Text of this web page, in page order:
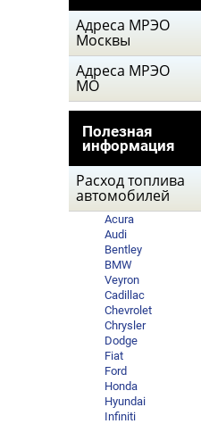
Адреса МРЭО
Москвы
Адреса МРЭО
МО
Полезная
информация
Расход топлива
автомобилей
Acura
Audi
Bentley
BMW
Veyron
Cadillac
Chevrolet
Chrysler
Dodge
Fiat
Ford
Honda
Hyundai
Infiniti